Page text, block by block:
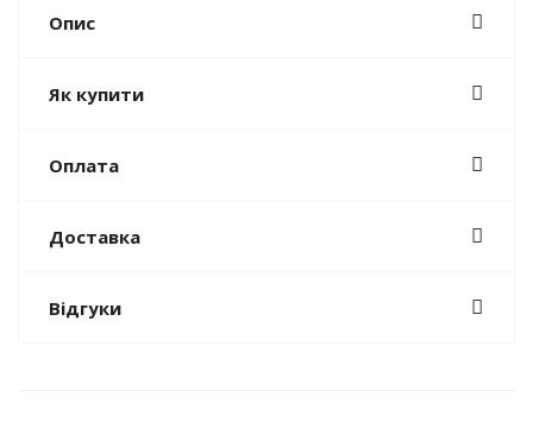
Опис
Як купити
Оплата
Доставка
Відгуки